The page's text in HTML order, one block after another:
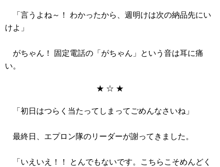
「言うよね～！ わかったから、週明けは次の納品先にい
けよ」
がちゃん！ 固定電話の「がちゃん」という音は耳に痛
い。
★ ☆ ★
「初日はつらく当たってしまってごめんなさいね」
最終日、エプロン隊のリーダーが謝ってきました。
「いえいえ！！ とんでもないです。こちらこそめんどく